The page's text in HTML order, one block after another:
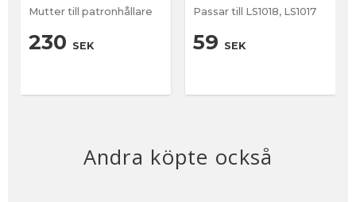
Mutter till patronhållare
230 SEK
Passar till LS1018, LS1017
59 SEK
Andra köpte också